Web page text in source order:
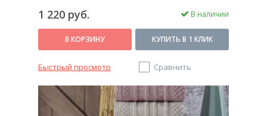
1 220 руб. В наличии
В КОРЗИНУ КУПИТЬ В 1 КЛИК
Быстрый просмотр Сравнить